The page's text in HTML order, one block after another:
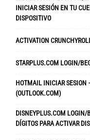
INICIAR SESIÓN EN TU
DISPOSITIVO
ACTIVATION
STARPLUS.COM LOGIN/
HOTMAIL INICIAR SESION
(OUTLOOK.COM)
DISNEYPLUS.COM LOGIN/
DÍGITOS PARA ACTIVAR